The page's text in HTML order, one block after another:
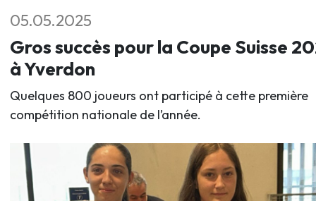
05.05.2025
Gros succès pour la Coupe Suisse
à Yverdon
Quelques 800 joueurs ont participé à cette première
compétition nationale de l’année.